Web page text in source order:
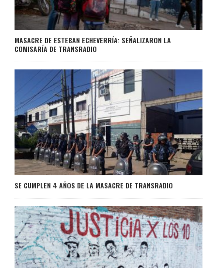
MASACRE DE ESTEBAN ECHEVERRÍA: SEÑALIZARON LA
COMISARÍA DE TRANSRADIO
SE CUMPLEN 4 AÑOS DE LA MASACRE DE TRANSRADIO